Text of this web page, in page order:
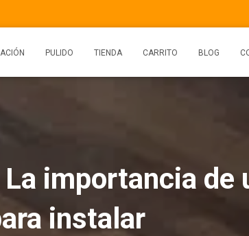
PULIDO TIENDA CARRITO BLOG
importancia de
instalar